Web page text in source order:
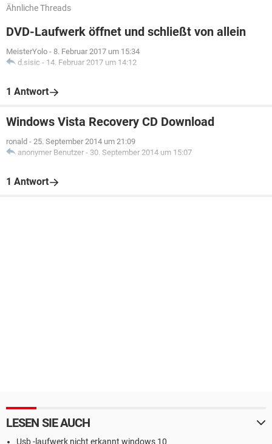
Ähnliche Threads
DVD-Laufwerk öffnet und schließt von allein
MeisterYolo - 8. Februar 2017 um 15:34
d.sisic - 14. Februar 2017 um 14:12
1 Antwort
Windows Vista Recovery CD Download
ronald - 25. September 2014 um 21:09
anonymer Benutzer - 30. September 2014 um 15:07
1 Antwort
LESEN SIE AUCH
Usb -laufwerk nicht erkannt windows 10